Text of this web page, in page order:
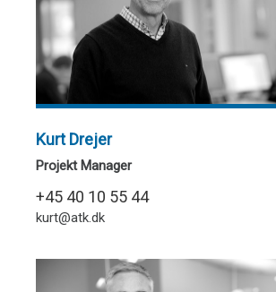
Kurt Drejer
Projekt Manager
+45 40 10 55 44
kurt@atk.dk